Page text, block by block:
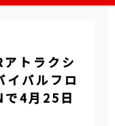
アトラクシ
イバルフロ
で4月25日